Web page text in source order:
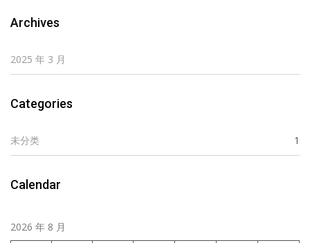
Archives
2025 年 3 月
Categories
未分类 1
Calendar
2026 年 8 月